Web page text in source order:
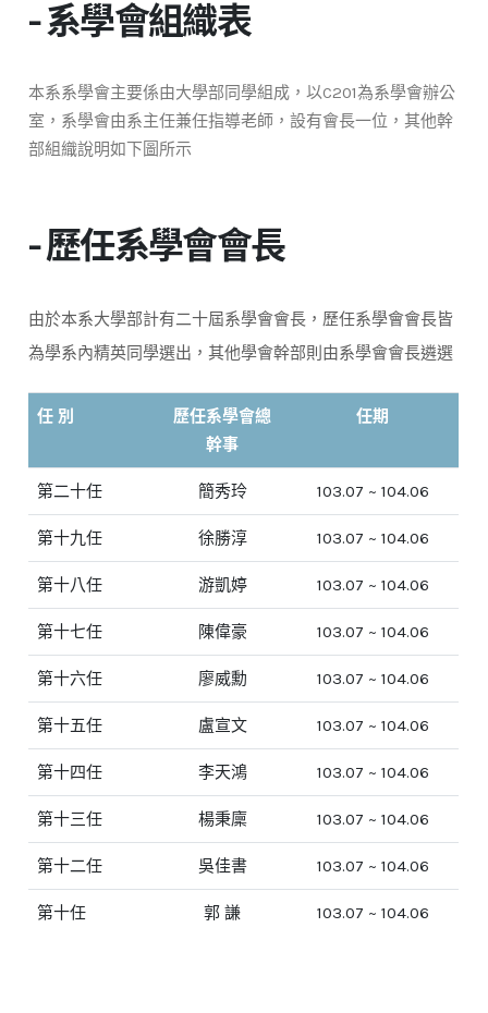
- 系學會組織表
本系系學會主要係由大學部同學組成，以C201為系學會辦公
室，系學會由系主任兼任指導老師，設有會長一位，其他幹
部組織說明如下圖所示
- 歷任系學會會長
由於本系大學部計有二十屆系學會會長，歷任系學會會長皆
為學系內精英同學選出，其他學會幹部則由系學會會長遴選
任 別
歷任系學會總
幹事
任期
第二十任 簡秀玲 103.07 ~ 104.06
第十九任 徐勝淳 103.07 ~ 104.06
第十八任 游凱婷 103.07 ~ 104.06
第十七任 陳偉豪 103.07 ~ 104.06
第十六任 廖威勳 103.07 ~ 104.06
第十五任 盧宣文 103.07 ~ 104.06
第十四任 李天鴻 103.07 ~ 104.06
第十三任 楊秉廩 103.07 ~ 104.06
第十二任 吳佳書 103.07 ~ 104.06
第十任 郭 謙 103.07 ~ 104.06